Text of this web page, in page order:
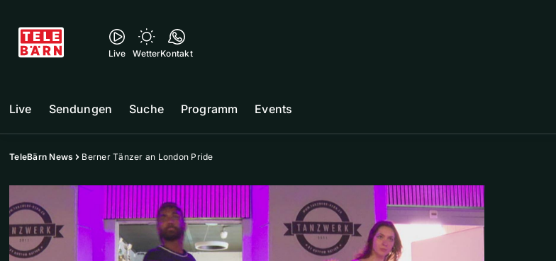
Live WetterKontakt
Live Sendungen Suche Programm Events
TeleBärn News Berner Tänzer an London Pride